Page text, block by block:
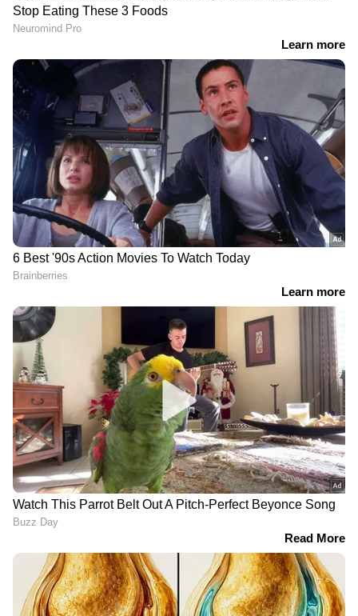
യുകെയില്‍ നഴ്സുമാര്‍ക്ക്
അവസരങ്ങള്‍; വിവിധ ഒഴിവുകളില്‍
റിക്രൂട്ട്മെന്‍റ്, ഇപ്പോള്‍ അപേക്ഷിക്കാം
വരുന്നൂ, ഒമാനില്‍ പുതിയ ആറ്
വിമാനത്താവളങ്ങള്‍ കൂടി
മസ്കറ്റ്: ഒമാനില്‍ ആറ് പുതിയ
വിമാനത്താവളങ്ങള്‍ കൂടി നിര്‍മ്മിക്കുമെന്ന്
സിവില്‍ ഏവിയേഷന്‍ അതോറിറ്റി ചെയര്‍മാന്‍
നായിഫ് അല്‍ അബ്രി പറഞ്ഞു. റിയാദില്‍
നടക്കുന്ന ഫ്യൂച്ചര്‍ ഏവിയേഷന്‍ ഫോറത്തില്‍
സംസാരിക്കവെയാണ് അദ്ദേഹം ഇക്കാര്യം
DOWNLOAD APP
ഏഷ്യാനെറ്റ് ന്യൂസ് മലയാളത്തിലൂടെ
Pravasi
Malayali Newsലോകവുമായി ബന്ധപ്പെടൂ.
Gulf News in Malayalam
ജീവിതാനുഭവങ്ങളും, അവരുടെ
വിജയകഥകളും വെല്ലുവിളികളുമൊക്കെ —
പ്രവാസലോകത്തിന്റെ സ്പന്ദനം നേരിട്ട്
അനുഭവിക്കാൻAsianet News Malayalam
RECOMMENDED STORIES